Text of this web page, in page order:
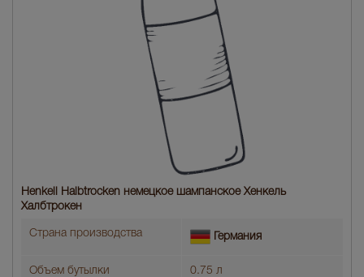
Henkell Halbtrocken немецкое шампанское Хенкель
Халбтрокен
Страна производства Германия
Объем бутылки 0.75 л